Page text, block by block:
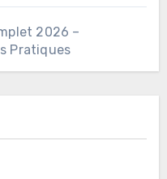
2026 –
Pratiques